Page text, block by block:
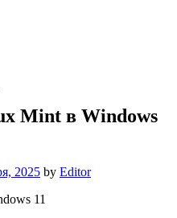
Mint в Windows
2025 by Editor